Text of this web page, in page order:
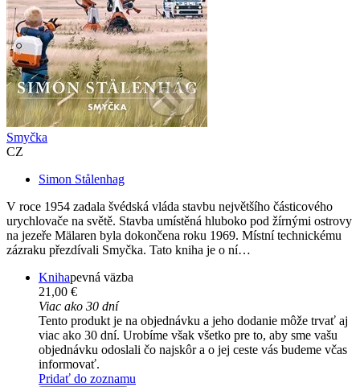
Smyčka
CZ
Simon Stålenhag
V roce 1954 zadala švédská vláda stavbu největšího částicového
urychlovače na světě. Stavba umístěná hluboko pod žírnými ostrovy
na jezeře Mälaren byla dokončena roku 1969. Místní technickému
zázraku přezdívali Smyčka. Tato kniha je o ní…
Knihapevná väzba
21,00 €
Viac ako 30 dní
Tento produkt je na objednávku a jeho dodanie môže trvať aj
viac ako 30 dní. Urobíme však všetko pre to, aby sme vašu
objednávku odoslali čo najskôr a o jej ceste vás budeme včas
informovať.
Pridať do zoznamu